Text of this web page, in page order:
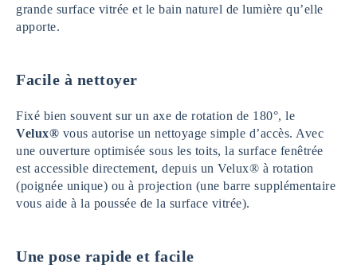
grande surface vitrée et le bain naturel de lumière qu’elle
apporte.
Facile à nettoyer
Fixé bien souvent sur un axe de rotation de 180°, le
Velux® vous autorise un nettoyage simple d’accès. Avec
une ouverture optimisée sous les toits, la surface fenêtrée
est accessible directement, depuis un Velux® à rotation
(poignée unique) ou à projection (une barre supplémentaire
vous aide à la poussée de la surface vitrée).
Une pose rapide et facile